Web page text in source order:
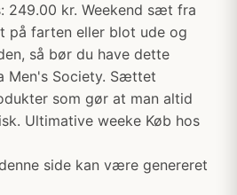
249.00 kr. Weekend sæt fra
på farten eller blot ude og
så bør du have dette
Men's Society. Sættet
som gør at man altid
Ultimative weeke Køb hos
side kan være genereret